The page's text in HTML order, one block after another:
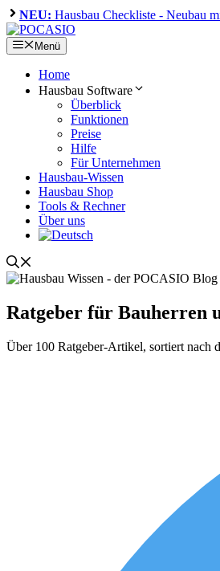
Zum
Inhalt
springen
NEU: Hausbau Checkliste - Neubau
Menü
Home
Hausbau Software
Überblick
Funktionen
Preise
Hilfe
Für Unternehmen
Hausbau-Wissen
Hausbau Shop
Tools & Rechner
Über uns
Ratgeber für Bauherren
Über 100 Ratgeber-Artikel, sortiert nach